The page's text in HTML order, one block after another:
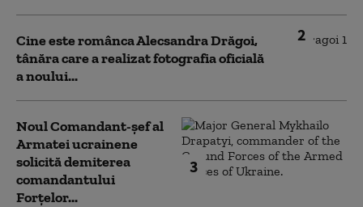
2
Cine este românca Alecsandra Drăgoi,
tânăra care a realizat fotografia oficială
a noului...
3
Noul Comandant-șef al
Armatei ucrainene
solicită demiterea
comandantului
Forțelor...